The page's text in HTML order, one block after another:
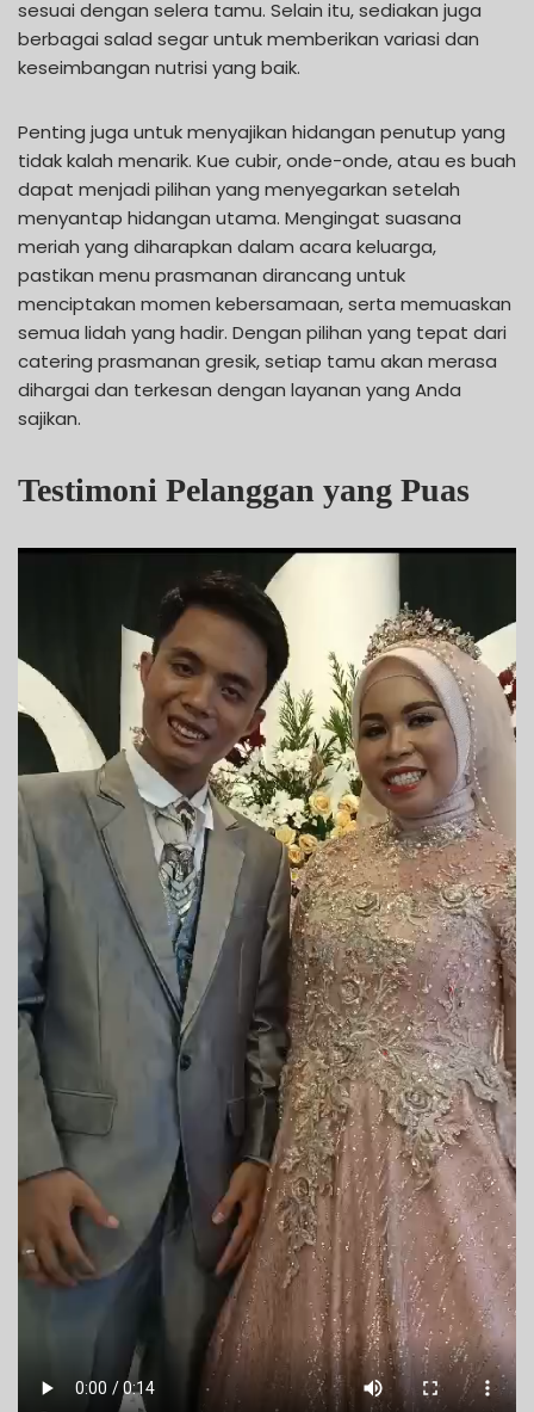
sesuai dengan selera tamu. Selain itu, sediakan juga
berbagai salad segar untuk memberikan variasi dan
keseimbangan nutrisi yang baik.
Penting juga untuk menyajikan hidangan penutup yang
tidak kalah menarik. Kue cubir, onde-onde, atau es buah
dapat menjadi pilihan yang menyegarkan setelah
menyantap hidangan utama. Mengingat suasana
meriah yang diharapkan dalam acara keluarga,
pastikan menu prasmanan dirancang untuk
menciptakan momen kebersamaan, serta memuaskan
semua lidah yang hadir. Dengan pilihan yang tepat dari
catering prasmanan gresik, setiap tamu akan merasa
dihargai dan terkesan dengan layanan yang Anda
sajikan.
Testimoni Pelanggan yang Puas